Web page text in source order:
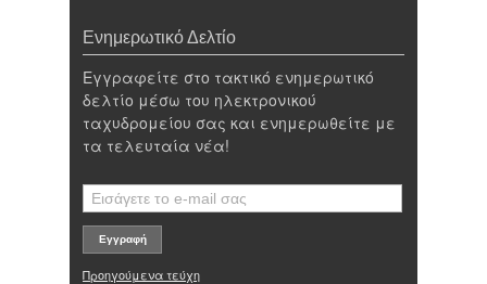
Ενημερωτικό Δελτίο
Εγγραφείτε στο τακτικό ενημερωτικό
δελτίο μέσω του ηλεκτρονικού
ταχυδρομείου σας και ενημερωθείτε με
τα τελευταία νέα!
Προηγούμενα τεύχη